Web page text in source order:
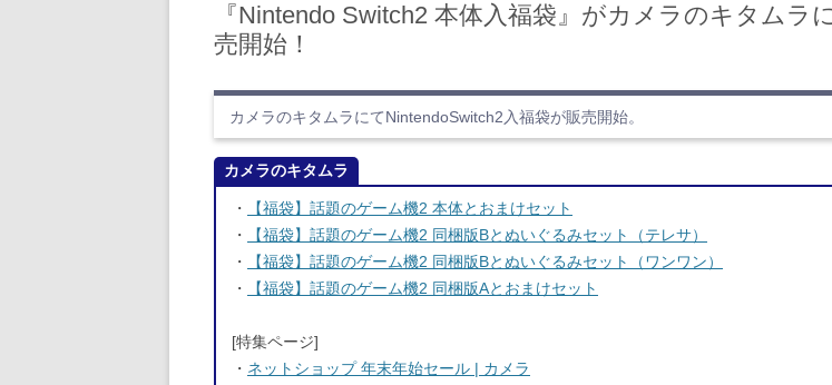
『Nintendo Switch2 本体入福袋』がカメラのキタムラ
売開始！
カメラのキタムラにてNintendoSwitch2入福袋が販売開始。
カメラのキタムラ
・
【福袋】話題のゲーム機2 本体とおまけセット
・
【福袋】話題のゲーム機2 同梱版Bとぬいぐるみセット（テレサ）
・
【福袋】話題のゲーム機2 同梱版Bとぬいぐるみセット（ワンワン）
・
【福袋】話題のゲーム機2 同梱版Aとおまけセット
[特集ページ]
・ ネットショップ 年末年始セール | カメラ